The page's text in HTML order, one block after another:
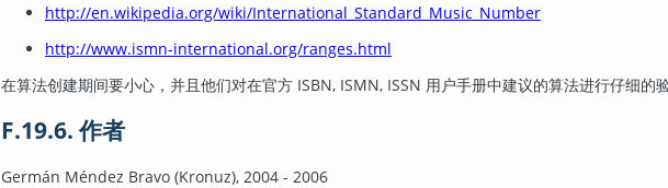
http://en.wikipedia.org/wiki/International_Standard_Music_Number
http://www.ismn-international.org/ranges.html
在算法创建期间要小心，并且他们对在官方 ISBN, ISMN, ISSN 用户手册中建议的算法进行仔细的
F.19.6. 作者
Germán Méndez Bravo (Kronuz), 2004 - 2006